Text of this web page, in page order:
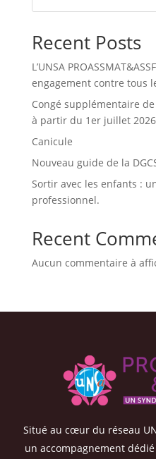
Recent Posts
L’UNSA
engagement contre tous
Congé supplémentaire
à partir du 1er juillet 2026
Canicule
Nouveau guide de la
Sortir avec les enfants :
professionnel.
Recent
Aucun commentaire à
Situé au cœur du réseau
un accompagnement